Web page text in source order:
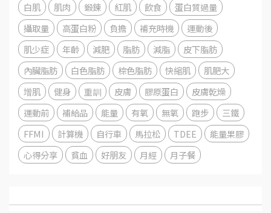
白肌
肌肉 鍛鍊 紅肌 飲食
蛋白質過量
攝取量
高蛋白粉 負擔 補充時機
運動後
肌少症
年齡 減肥 脂肪 減脂
皮下脂肪
內臟脂肪
白色脂肪 棕色脂肪 快縮肌
肌肥大
增肌
健身 重訓 皮膚 膠原蛋白
皮膚乾燥
運動前
補給品 能量 有氧 無氧 跑步
三鐵
FFMI
計算機 自行車 馬拉松 TDEE
能量果膠
心得分享
貧血 好朋友 月經 月子餐